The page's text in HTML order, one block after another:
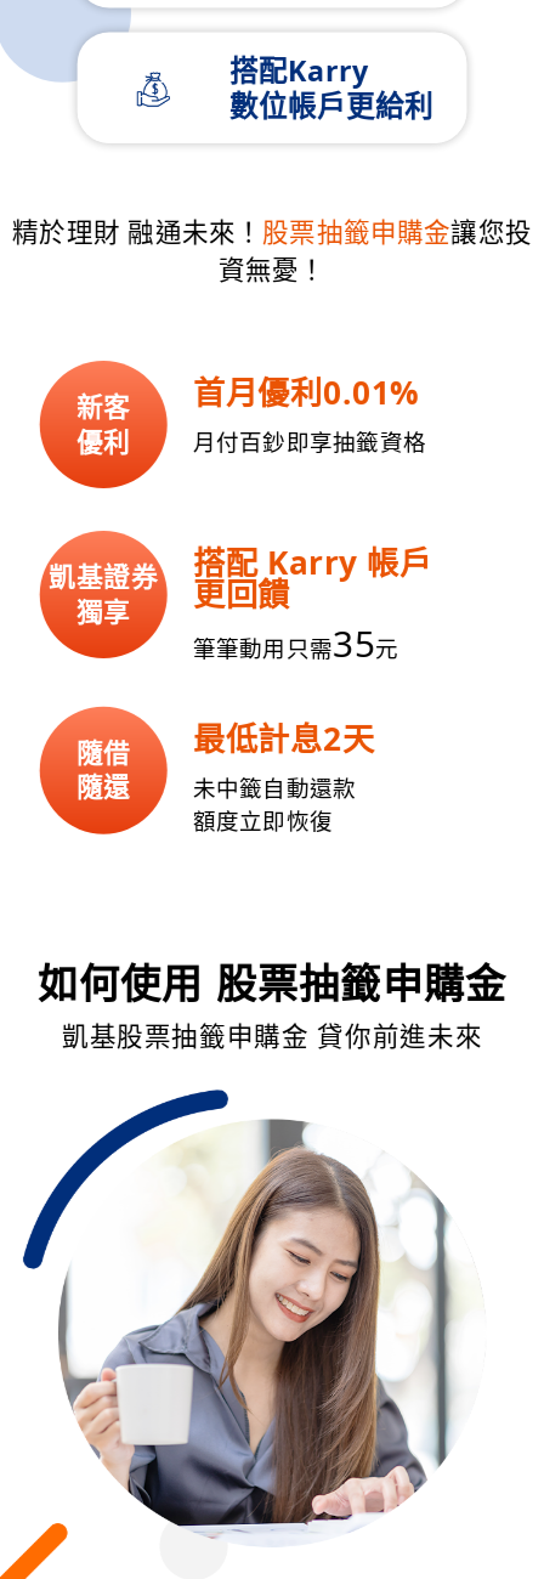
搭配Karry
數位帳戶更給利
精於理財 融通未來！ 股票抽籤申購金讓您投
資無憂！
新客
優利
首月優利0.01%
月付百鈔即享抽籤資格
凱基證券
獨享
搭配 Karry 帳戶
更回饋
筆筆動用只需35元
隨借
隨還
最低計息2天
未中籤自動還款
額度立即恢復
如何使用 股票抽籤申購金
凱基股票抽籤申購金 貸你前進未來